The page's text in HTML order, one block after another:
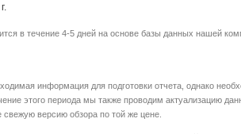
в течение 4-5 дней на основе базы данных нашей
информация для подготовки отчета, однако
этого периода мы также проводим актуализацию
свежую версию обзора по той же цене.